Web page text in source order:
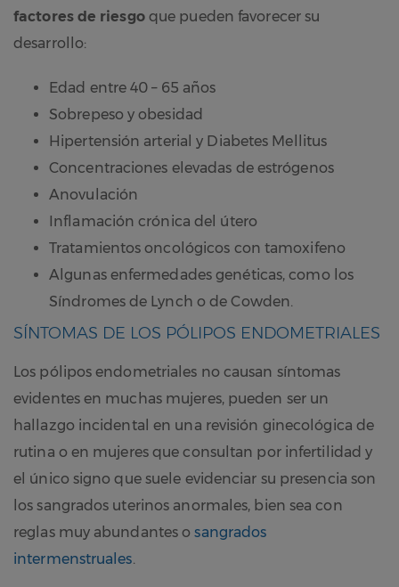
factores de riesgoque pueden favorecer su
desarrollo:
Edad entre 40 – 65 años
Sobrepeso y obesidad
Hipertensión arterial y Diabetes Mellitus
Concentraciones elevadas de estrógenos
Anovulación
Inflamación crónica del útero
Tratamientos oncológicos con tamoxifeno
Algunas enfermedades genéticas, como los
Síndromes de Lynch o de Cowden.
SÍNTOMAS DE LOS PÓLIPOS ENDOMETRIALES
Los pólipos endometriales no causan síntomas
evidentes en muchas mujeres, pueden ser un
hallazgo incidental en una revisión ginecológica de
rutina o en mujeres que consultan por infertilidad y
el único signo que suele evidenciar su presencia son
los sangrados uterinos anormales, bien sea con
reglas muy abundantes osangrados
intermenstruales